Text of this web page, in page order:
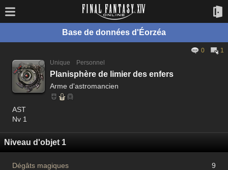
Base de données d'Éorzéa
0
1
Unique
Personnel
Planisphère de limier des enfers
Arme d'astromancien
AST
Nv 1
Niveau d'objet 1
Dégâts magiques
9